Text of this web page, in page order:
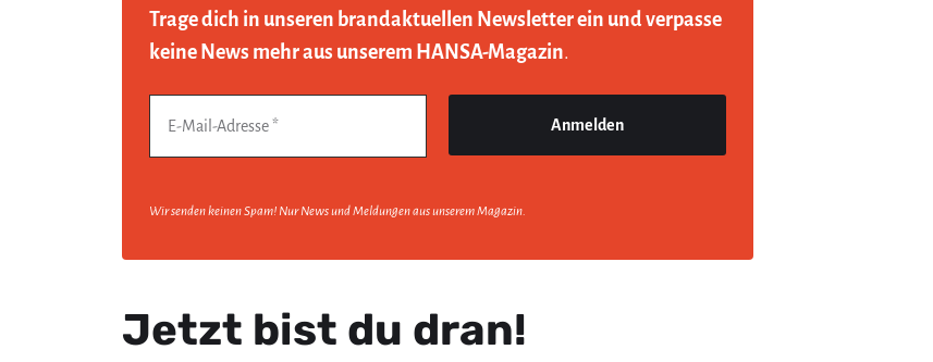
Trage dich in unseren brandaktuellen Newsletter ein und verpasse
keine News mehr aus unserem HANSA-Magazin.
Wir senden keinen Spam! Nur News und Meldungen aus unserem Magazin.
Jetzt bist du dran!